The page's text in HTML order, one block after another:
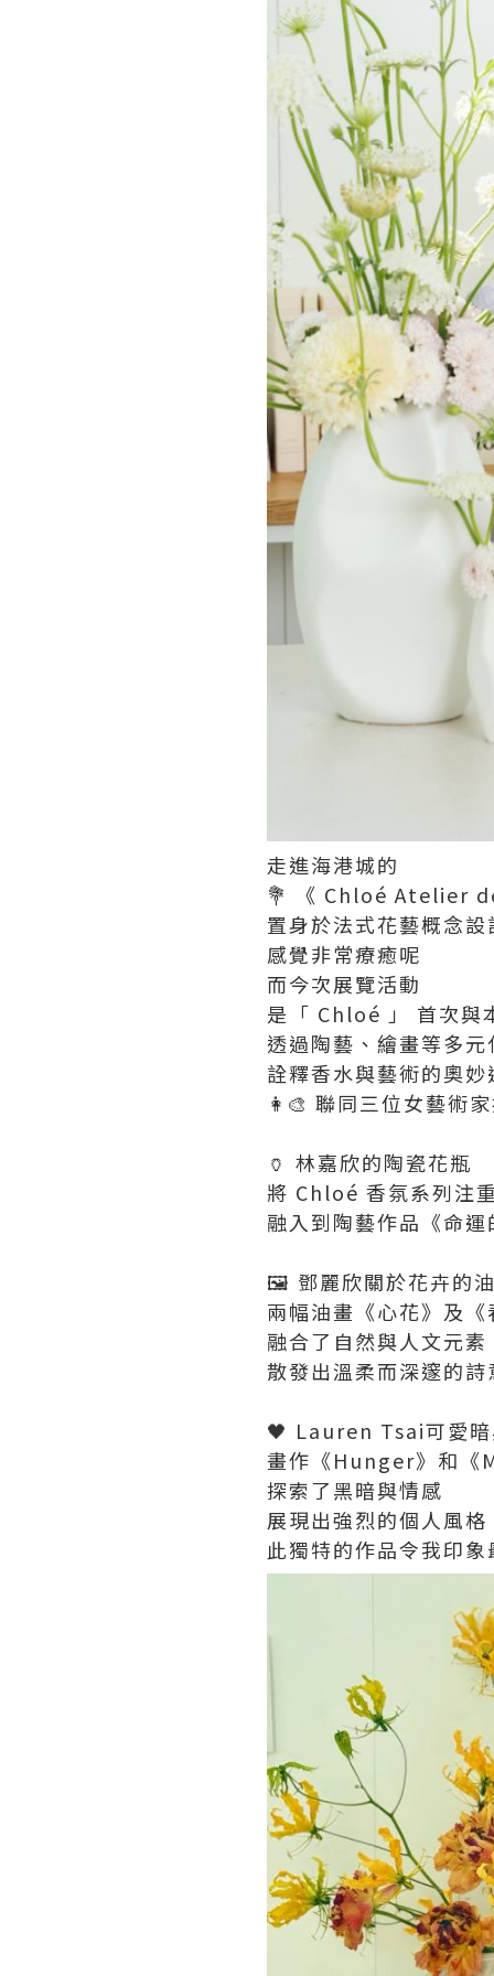
走進海港城的
💐 《 Chloé Atelier
置身於法式花藝概念
感覺非常療癒呢
而今次展覽活動
是「 Chloé 」 首次與
透過陶藝、繪畫等多
詮釋香水與藝術的奧妙
👩‍🎨 聯同三位女藝術
🏺 林嘉欣的陶瓷花瓶
將 Chloé 香氛系列注
融入到陶藝作品《命
🖼️ 鄧麗欣關於花卉的
兩幅油畫《心花》及《
融合了自然與人文元素
散發出溫柔而深邃的詩
🖤 Lauren Tsai可愛
畫作《Hunger》和
探索了黑暗與情感
展現出強烈的個人風格
此獨特的作品令我印